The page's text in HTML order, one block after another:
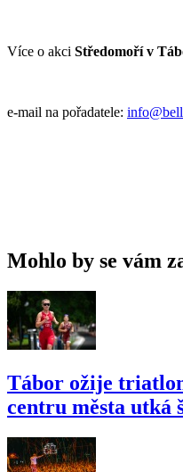
Více o akci Středomoří v
e-mail na pořadatele:
Mohlo by se vám
Tábor ožije
centru města utká